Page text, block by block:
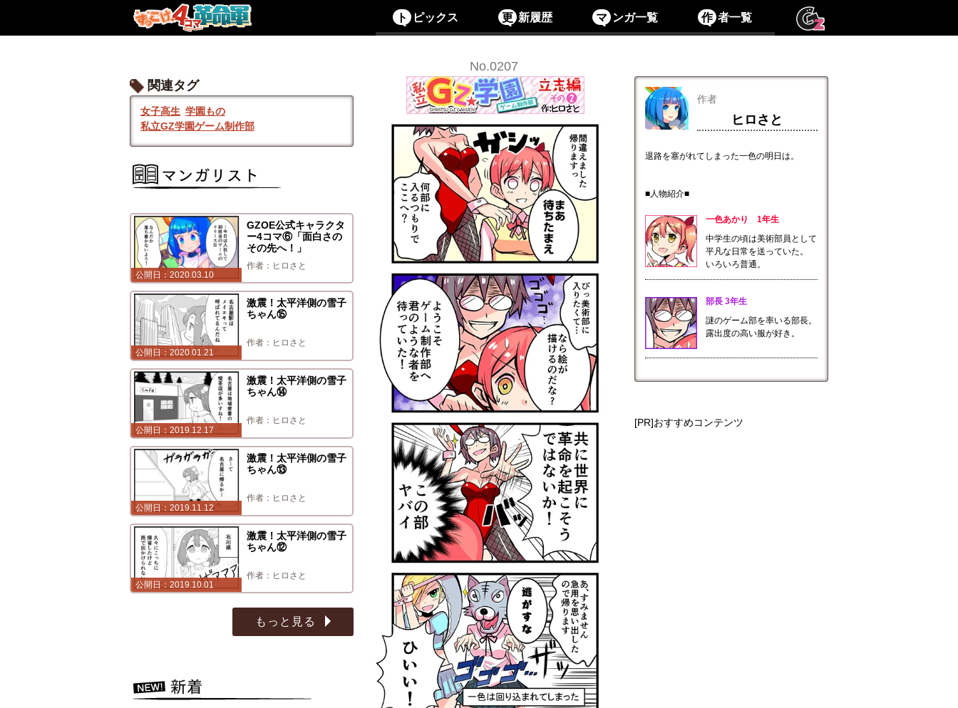
ト ピックス 更 新履歴 マ ンガ一覧 作 者一覧
No.0207
作者
ヒロさと
退路を塞がれてしまった一色の明日は。
■人物紹介■
一色あかり 1年生
中学生の頃は美術部員として
平凡な日常を送っていた。
いろいろ普通。
部長 3年生
謎のゲーム部を率いる部長。
露出度の高い服が好き。
[PR]おすすめコンテンツ
関連タグ
女子高生 学園もの
私立GZ学園ゲーム制作部
2020.03.10
GZOE公式キャラクタ
ー4コマ⑥「面白さの
その先へ！」
ヒロさと
2020.01.21
激震！太平洋側の雪子
ちゃん⑮
ヒロさと
2019.12.17
激震！太平洋側の雪子
ちゃん⑭
ヒロさと
2019.11.12
激震！太平洋側の雪子
ちゃん⑬
ヒロさと
2019.10.01
激震！太平洋側の雪子
ちゃん⑫
ヒロさと
もっと見る